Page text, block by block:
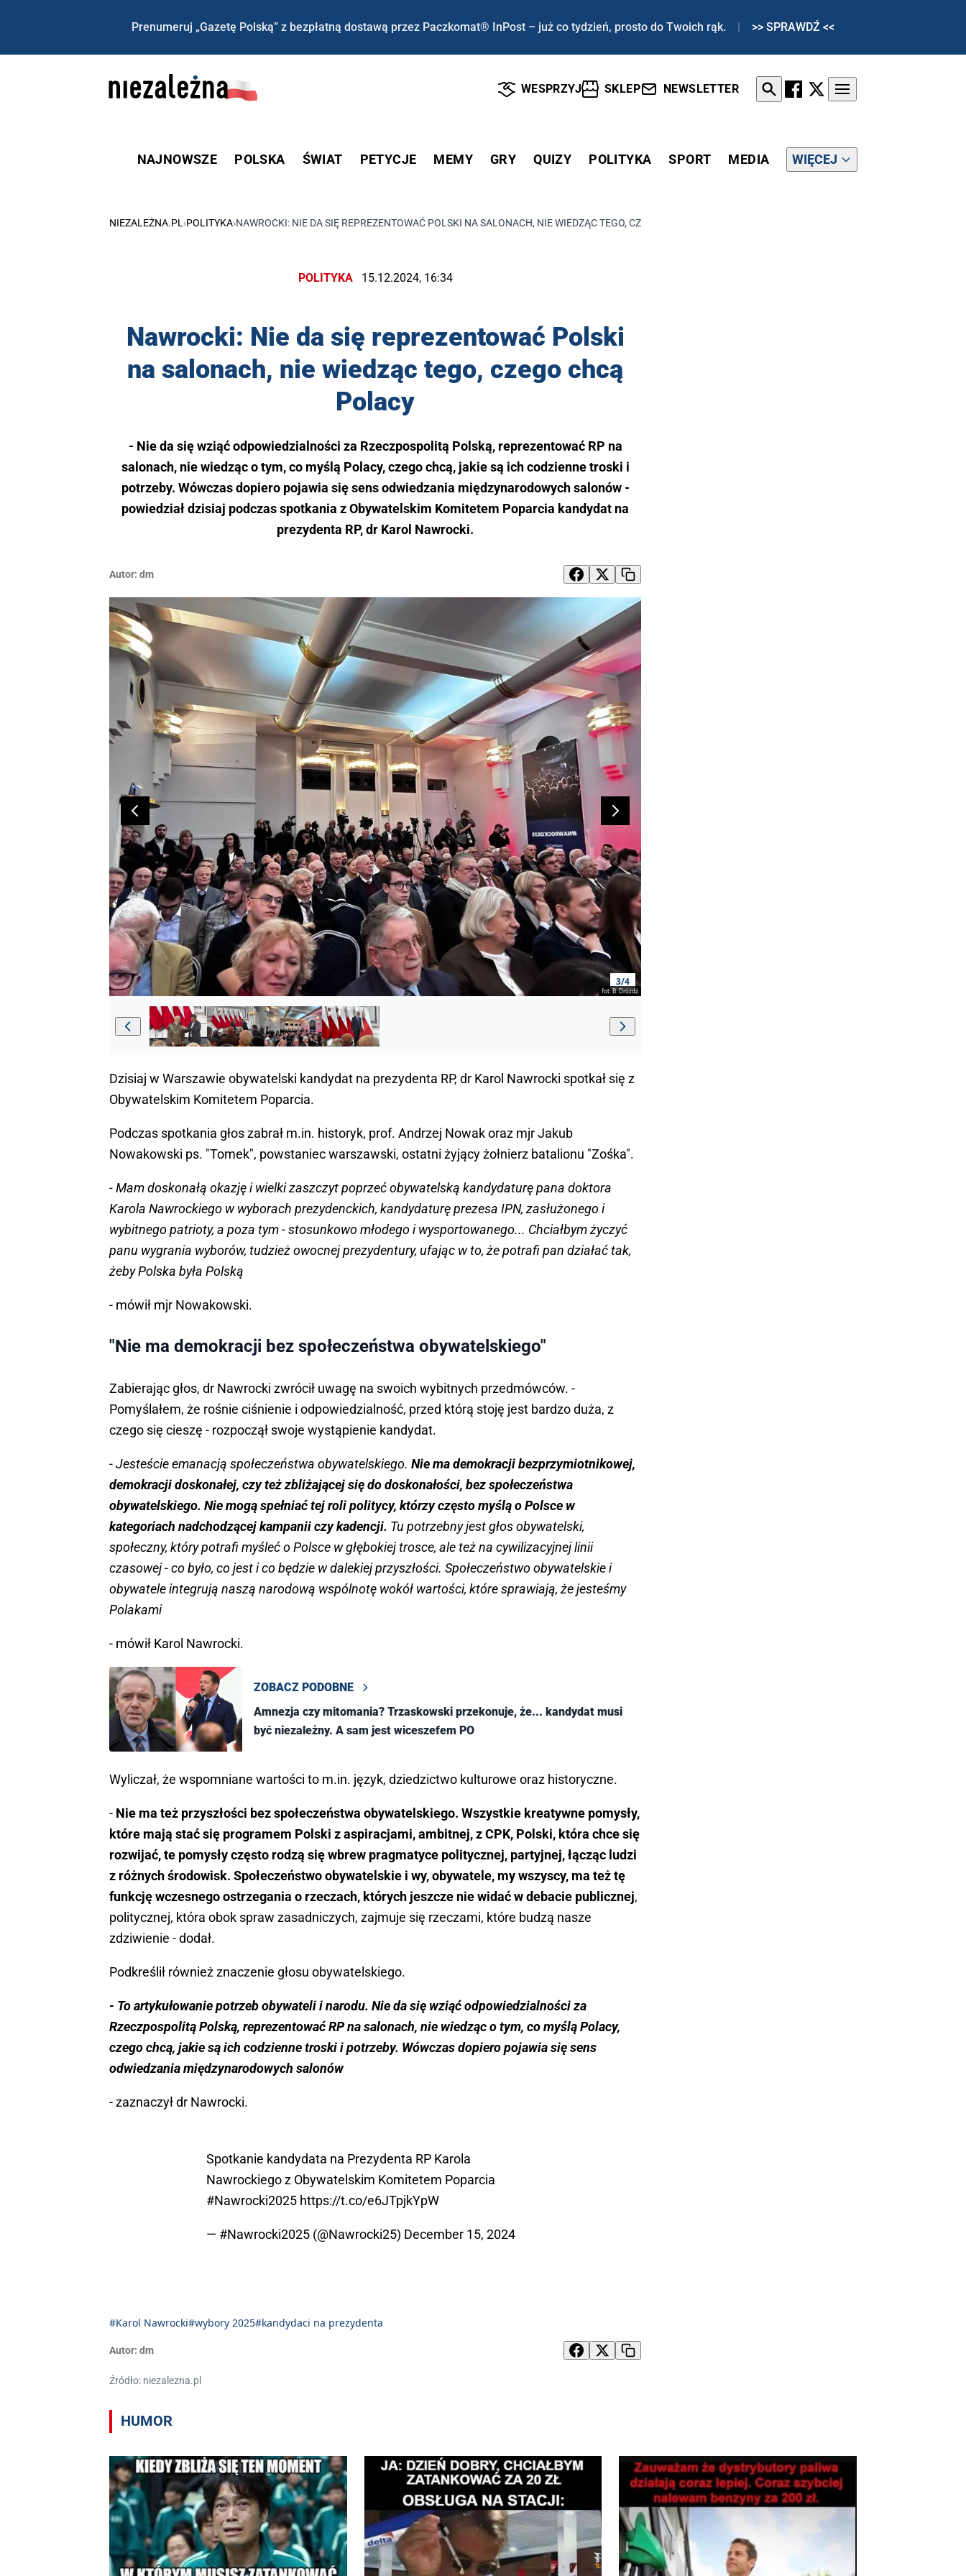
Prenumeruj „Gazetę Polską” z bezpłatną dostawą przez Paczkomat® InPost – już co tydzień, prosto do Twoich rąk. | >> SPRAWDŹ <<
WESPRZYJ SKLEP NEWSLETTER
NAJNOWSZE POLSKA ŚWIAT PETYCJE MEMY GRY QUIZY POLITYKA SPORT MEDIA WIĘCEJ
NIEZALEŻNA.PL ›POLITYKA›NAWROCKI: NIE DA SIĘ REPREZENTOWAĆ POLSKI NA SALONACH, NIE WIEDZĄC TEGO, CZEGO CHCĄ POLACY
POLITYKA 15.12.2024, 16:34
Nawrocki: Nie da się reprezentować Polski
na salonach, nie wiedząc tego, czego chcą
Polacy
- Nie da się wziąć odpowiedzialności za Rzeczpospolitą Polską, reprezentować RP na
salonach, nie wiedząc o tym, co myślą Polacy, czego chcą, jakie są ich codzienne troski i
potrzeby. Wówczas dopiero pojawia się sens odwiedzania międzynarodowych salonów -
powiedział dzisiaj podczas spotkania z Obywatelskim Komitetem Poparcia kandydat na
prezydenta RP, dr Karol Nawrocki.
Autor: dm
3/4
fot. B. Dróżdż
Dzisiaj w Warszawie obywatelski kandydat na prezydenta RP, dr Karol Nawrocki spotkał się z
Obywatelskim Komitetem Poparcia.
Podczas spotkania głos zabrał m.in. historyk, prof. Andrzej Nowak oraz mjr Jakub
Nowakowski ps. "Tomek", powstaniec warszawski, ostatni żyjący żołnierz batalionu "Zośka".
- Mam doskonałą okazję i wielki zaszczyt poprzeć obywatelską kandydaturę pana doktora
Karola Nawrockiego w wyborach prezydenckich, kandydaturę prezesa IPN, zasłużonego i
wybitnego patrioty, a poza tym - stosunkowo młodego i wysportowanego... Chciałbym życzyć
panu wygrania wyborów, tudzież owocnej prezydentury, ufając w to, że potrafi pan działać tak,
żeby Polska była Polską
- mówił mjr Nowakowski.
"Nie ma demokracji bez społeczeństwa obywatelskiego"
Zabierając głos, dr Nawrocki zwrócił uwagę na swoich wybitnych przedmówców. -
Pomyślałem, że rośnie ciśnienie i odpowiedzialność, przed którą stoję jest bardzo duża, z
czego się cieszę - rozpoczął swoje wystąpienie kandydat.
- Jesteście emanacją społeczeństwa obywatelskiego. Nie ma demokracji bezprzymiotnikowej,
demokracji doskonałej, czy też zbliżającej się do doskonałości, bez społeczeństwa
obywatelskiego. Nie mogą spełniać tej roli politycy, którzy często myślą o Polsce w
kategoriach nadchodzącej kampanii czy kadencji. Tu potrzebny jest głos obywatelski,
społeczny, który potrafi myśleć o Polsce w głębokiej trosce, ale też na cywilizacyjnej linii
czasowej - co było, co jest i co będzie w dalekiej przyszłości. Społeczeństwo obywatelskie i
obywatele integrują naszą narodową wspólnotę wokół wartości, które sprawiają, że jesteśmy
Polakami
- mówił Karol Nawrocki.
ZOBACZ PODOBNE
Amnezja czy mitomania? Trzaskowski przekonuje, że... kandydat musi
być niezależny. A sam jest wiceszefem PO
Wyliczał, że wspomniane wartości to m.in. język, dziedzictwo kulturowe oraz historyczne.
- Nie ma też przyszłości bez społeczeństwa obywatelskiego. Wszystkie kreatywne pomysły,
które mają stać się programem Polski z aspiracjami, ambitnej, z CPK, Polski, która chce się
rozwijać, te pomysły często rodzą się wbrew pragmatyce politycznej, partyjnej, łącząc ludzi
z różnych środowisk. Społeczeństwo obywatelskie i wy, obywatele, my wszyscy, ma też tę
funkcję wczesnego ostrzegania o rzeczach, których jeszcze nie widać w debacie publicznej,
politycznej, która obok spraw zasadniczych, zajmuje się rzeczami, które budzą nasze
zdziwienie - dodał.
Podkreślił również znaczenie głosu obywatelskiego.
- To artykułowanie potrzeb obywateli i narodu. Nie da się wziąć odpowiedzialności za
Rzeczpospolitą Polską, reprezentować RP na salonach, nie wiedząc o tym, co myślą Polacy,
czego chcą, jakie są ich codzienne troski i potrzeby. Wówczas dopiero pojawia się sens
odwiedzania międzynarodowych salonów
- zaznaczył dr Nawrocki.
Spotkanie kandydata na Prezydenta RP Karola
Nawrockiego z Obywatelskim Komitetem Poparcia
#Nawrocki2025 https://t.co/e6JTpjkYpW
— #Nawrocki2025 (@Nawrocki25) December 15, 2024
#Karol Nawrocki#wybory 2025#kandydaci na prezydenta
Autor: dm
Źródło: niezalezna.pl
HUMOR